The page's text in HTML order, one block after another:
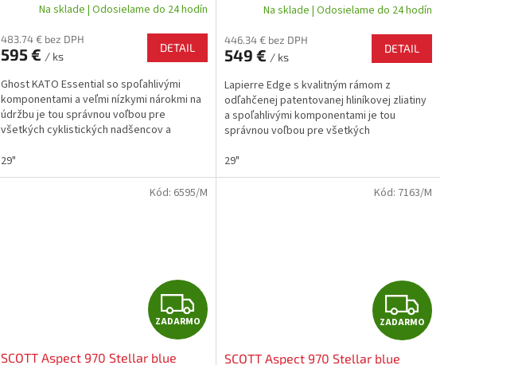
R
M
O
Na sklade | Odosielame do 24 hodín
483.74 € bez DPH
595 € / ks
DETAIL
Ghost KATO Essential so spoľahlivými
komponentami a veľmi nízkymi nárokmi na
údržbu je tou správnou voľbou pre
všetkých cyklistických nadšencov a
29"
R
M
O
Na sklade | Odosielame do 24 hodín
446.34 € bez DPH
549 € / ks
DETAIL
Lapierre Edge s kvalitným rámom z
odľahčenej patentovanej hliníkovej zliatiny
a spoľahlivými komponentami je tou
správnou voľbou pre všetkých
29"
Z
A
ZADARMO
SCOTT Aspect 970 Stellar blue
Kód: 6595/M
Z
A
ZADARMO
SCOTT Aspect 970 Stellar blue
Kód: 7163/M